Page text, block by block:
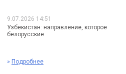
9.07.2026 14:51
Узбекистан: направление, которое
белорусские...
» Подробнее